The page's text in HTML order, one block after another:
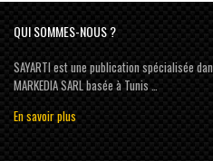
QUI SOMMES-NOUS ?
SAYARTI est une publication spécialisée
MARKEDIA SARL basée à Tunis …
En savoir plus